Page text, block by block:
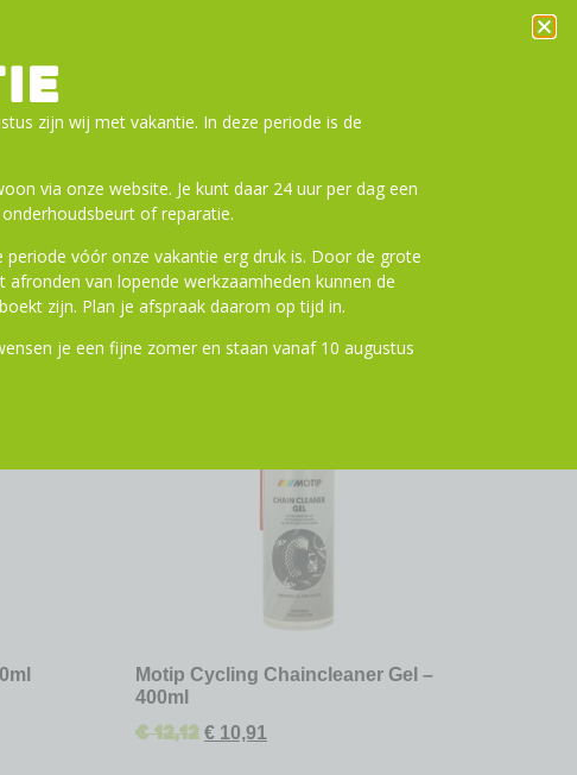
luchtdruk
Motip Cycling Chaincleaner Gel –
400ml
€12,12 € 10,91
zijn wij met vakantie. In deze periode is de
via onze website. Je kunt daar 24 uur per dag een
of reparatie.
periode vóór onze vakantie erg druk is. Door de grote
afronden van lopende werkzaamheden kunnen de
zijn. Plan je afspraak daarom op tijd in.
je een fijne zomer en staan vanaf 10 augustus